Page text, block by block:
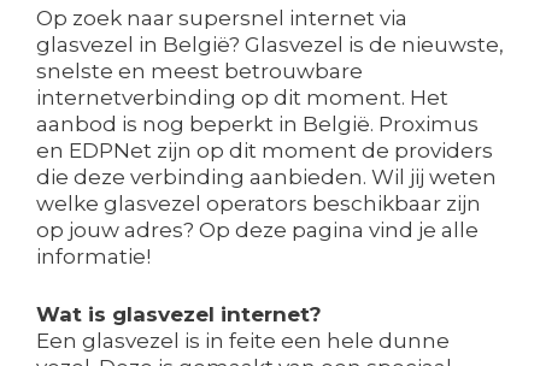
Op zoek naar supersnel internet via
glasvezel in België? Glasvezel is de nieuwste,
snelste en meest betrouwbare
internetverbinding op dit moment. Het
aanbod is nog beperkt in België. Proximus
en EDPNet zijn op dit moment de providers
die deze verbinding aanbieden. Wil jij weten
welke glasvezel operators beschikbaar zijn
op jouw adres? Op deze pagina vind je alle
informatie!
Wat is glasvezel internet?
Een glasvezel is in feite een hele dunne